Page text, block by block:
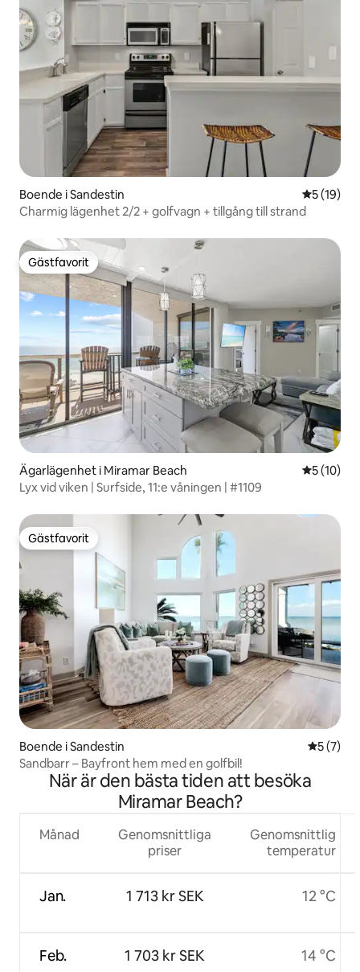
Boende i Sandestin 5 av 5 i
5 (19)
Charmig lägenhet 2/2 + golfvagn + tillgång till strand
Gästfavorit
Gästfavorit
Ägarlägenhet i Miramar Beach 5 av 5 i
5 (10)
Lyx vid viken | Surfside, 11:e våningen | #1109
Gästfavorit
Gästfavorit
Boende i Sandestin 5 av 5 i
5 (7)
Sandbarr – Bayfront hem med en golfbil!
När är den bästa tiden att besöka
Miramar Beach?
Månad
Jan.
Feb.
Genomsnittliga
priser
1 713 kr SEK
1 703 kr SEK
Genomsnittlig
temperatur
12 °C
14 °C